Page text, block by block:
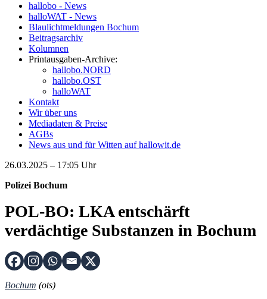
hallobo - News
halloWAT - News
Blaulichtmeldungen Bochum
Beitragsarchiv
Kolumnen
Printausgaben-Archive:
hallobo.NORD
hallobo.OST
halloWAT
Kontakt
Wir über uns
Mediadaten & Preise
AGBs
News aus und für Witten auf hallowit.de
26.03.2025 – 17:05 Uhr
Polizei Bochum
POL-BO: LKA entschärft
verdächtige Substanzen in Bochum
Bochum (ots)